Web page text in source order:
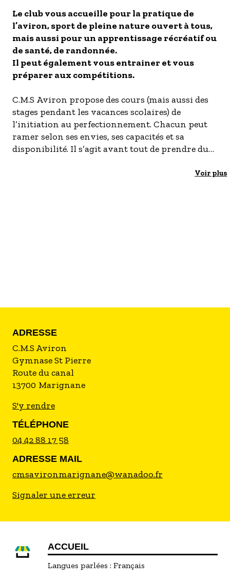
Le club vous accueille pour la pratique de
l’aviron, sport de pleine nature ouvert à tous,
mais aussi pour un apprentissage récréatif ou
de santé, de randonnée.
Il peut également vous entrainer et vous
préparer aux compétitions.
C.M.S Aviron propose des cours (mais aussi des
stages pendant les vacances scolaires) de
l’initiation au perfectionnement. Chacun peut
ramer selon ses envies, ses capacités et sa
disponibilité. Il s’agit avant tout de prendre du
La charge d’entraînement est toujours doséeVoir plus
ADRESSE
C.M.S Aviron
Gymnase St Pierre
Route du canal
13700 Marignane
S'y rendre
TÉLÉPHONE
04 42 88 17 58
ADRESSE MAIL
cmsavironmarignane@wanadoo.fr
Signaler une erreur
ACCUEIL
Langues parlées : Français